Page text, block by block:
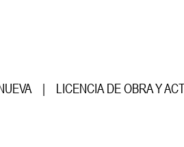
| LICENCIA DE OBRA Y